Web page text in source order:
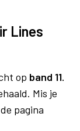
Lines
op band 11.
Mis je
pagina